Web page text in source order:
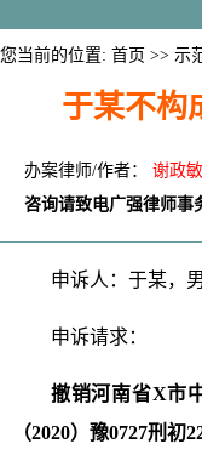
您当前的位置: 首页 >> 示
于某不构
办案律师/作者： 谢政敏
咨询请致电广强律师事
申诉人：于某，
申诉请求：
撤销河南省X市
（2020）豫0727刑